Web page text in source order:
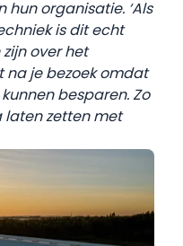
organisatie. ‘Als
is dit echt
over het
na je bezoek omdat
besparen. Zo
laten zetten met